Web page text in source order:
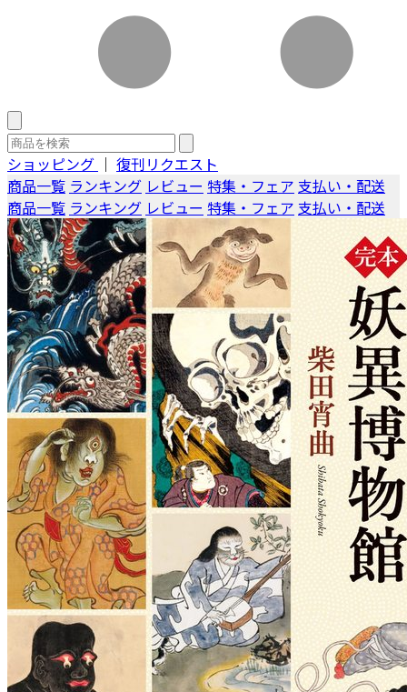
ショッピング ｜ 復刊リクエスト
商品一覧 ランキング レビュー 特集・フェア 支払い・配送
商品一覧 ランキング レビュー 特集・フェア 支払い・配送